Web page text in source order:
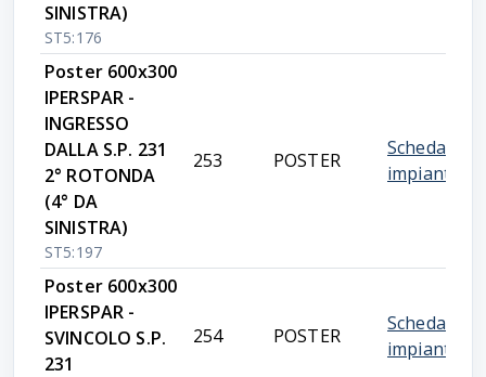
SINISTRA)
ST5:176
Poster 600x300
IPERSPAR -
INGRESSO
DALLA S.P. 231
2° ROTONDA
(4° DA
SINISTRA)
ST5:197
253 POSTER
Scheda
impianto
Poster 600x300
IPERSPAR -
SVINCOLO S.P.
231
254 POSTER
Scheda
impianto